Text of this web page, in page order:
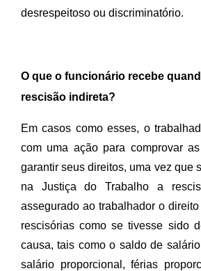
desrespeitoso ou discriminatório.
O que o funcionário recebe
rescisão indireta?
Em casos como esses, o
com uma ação para comprovar
garantir seus direitos, uma vez que
na Justiça do Trabalho a
assegurado ao trabalhador o
rescisórias como se tivesse sido
causa, tais como o saldo de
salário proporcional, férias